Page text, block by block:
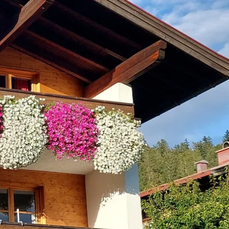
B2B Portal